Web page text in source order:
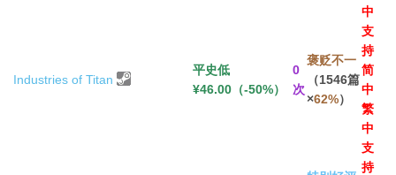
中
Industries of Titan
平史低
¥46.00（-50%）
0
次
褒贬不一
（1546篇
×62%）
支
持
简
中
繁
中
支
持